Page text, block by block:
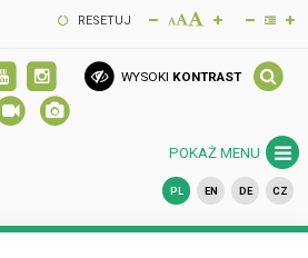
RESETUJ
WYSOKI KONTRAST
POKAŻ MENU
PL EN DE CZ